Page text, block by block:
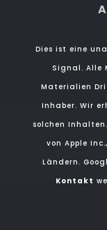
Dies ist eine
Signal. Alle
Materialien
Inhaber. Wir
solchen
von Apple
Ländern.
Kontakt